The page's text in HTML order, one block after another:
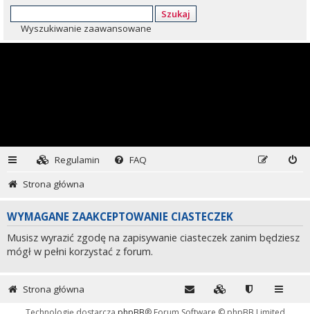
Szukaj
Wyszukiwanie zaawansowane
Regulamin
FAQ
Strona główna
WYMAGANE ZAAKCEPTOWANIE CIASTECZEK
Musisz wyrazić zgodę na zapisywanie ciasteczek zanim będziesz
mógł w pełni korzystać z forum.
Strona główna